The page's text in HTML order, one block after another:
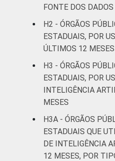
FONTE DOS DADOS
H2 - ÓRGÃOS
ESTADUAIS, POR
ÚLTIMOS 12 MESES
H3 - ÓRGÃOS
ESTADUAIS, POR
INTELIGÊNCIA
MESES
H3A - ÓRGÃOS
ESTADUAIS QUE
DE INTELIGÊNCIA
12 MESES, POR